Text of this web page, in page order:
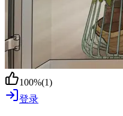
100%(1)
登录